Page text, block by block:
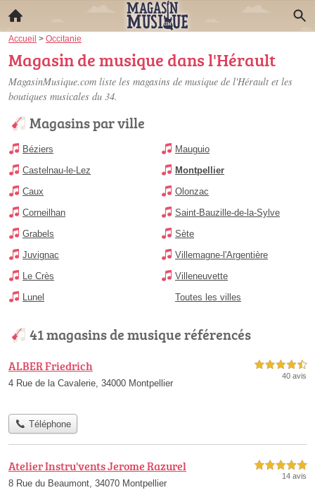
Accueil > Occitanie
Magasin de musique dans l'Hérault
MagasinMusique.com liste les magasins de musique de l'Hérault et les
boutiques musicales du 34.
Magasins par ville
Béziers
Castelnau-le-Lez
Caux
Corneilhan
Grabels
Juvignac
Le Crès
Lunel
Mauguio
Montpellier
Olonzac
Saint-Bauzille-de-la-Sylve
Sète
Villemagne-l'Argentière
Villeneuvette
Toutes les villes
41 magasins de musique référencés
ALBER Friedrich
4 Rue de la Cavalerie, 34000 Montpellier
4,5 étoiles sur 5
40 avis
Téléphone
Atelier Instru'vents Jerome Razurel
8 Rue du Beaumont, 34070 Montpellier
5,0 étoiles sur 5
14 avis